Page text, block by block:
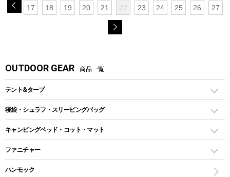
17 18 19 20 21 22 23 24 25 26 27
OUTDOOR GEAR 商品一覧
テント&タープ
テント
ツールームテント
ワンポールテント
シェルターテント
寝袋・シュラフ・スリーピングバッグ
レクタングラー型（封筒型）シュラフ
インナーシュラフ
キャンピングベッド・コット・マット
キャンピングベッド・コット
ファニチャー
アウトドアテーブル
ハンモック